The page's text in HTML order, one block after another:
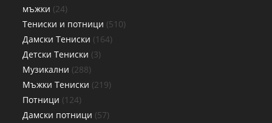
мъжки 24
Тениски и потници 510
Дамски Тениски 164
Детски Тениски 3
Музикални 288
Мъжки Тениски 219
Потници 124
Дамски потници 57